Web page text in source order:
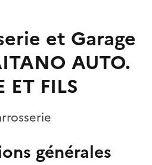
et Garage
AUTO.
ET FILS
générales